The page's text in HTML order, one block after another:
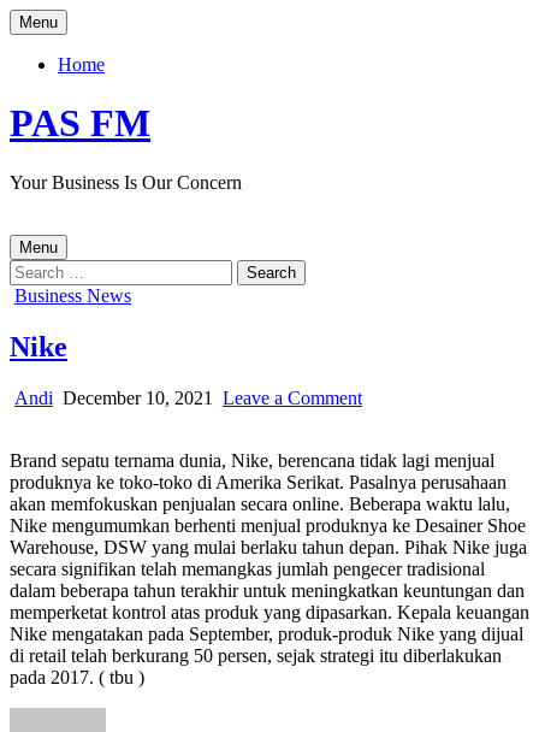
Skip
to
content
Menu
Home
PAS FM
Your Business Is Our Concern
Menu
Search
for:
Posted
Business News
Nike
Author:
Andi Published
December 10, 2021 Leave a Commenton
Brand sepatu ternama dunia, Nike, berencana tidak lagi menjual
produknya ke toko-toko di Amerika Serikat. Pasalnya perusahaan
akan memfokuskan penjualan secara online. Beberapa waktu lalu,
Nike mengumumkan berhenti menjual produknya ke Desainer Shoe
Warehouse, DSW yang mulai berlaku tahun depan. Pihak Nike juga
secara signifikan telah memangkas jumlah pengecer tradisional
dalam beberapa tahun terakhir untuk meningkatkan keuntungan dan
memperketat kontrol atas produk yang dipasarkan. Kepala keuangan
Nike mengatakan pada September, produk-produk Nike yang dijual
di retail telah berkurang 50 persen, sejak strategi itu diberlakukan
pada 2017. ( tbu )